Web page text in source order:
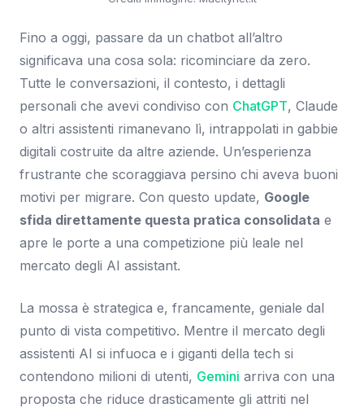
Fino a oggi, passare da un chatbot all’altro
significava una cosa sola: ricominciare da zero.
Tutte le conversazioni, il contesto, i dettagli
personali che avevi condiviso con ChatGPT, Claude
o altri assistenti rimanevano lì, intrappolati in gabbie
digitali costruite da altre aziende. Un’esperienza
frustrante che scoraggiava persino chi aveva buoni
motivi per migrare. Con questo update, Google
sfida direttamente questa pratica consolidata e
apre le porte a una competizione più leale nel
mercato degli AI assistant.
La mossa è strategica e, francamente, geniale dal
punto di vista competitivo. Mentre il mercato degli
assistenti AI si infuoca e i giganti della tech si
contendono milioni di utenti, Gemini arriva con una
proposta che riduce drasticamente gli attriti nel